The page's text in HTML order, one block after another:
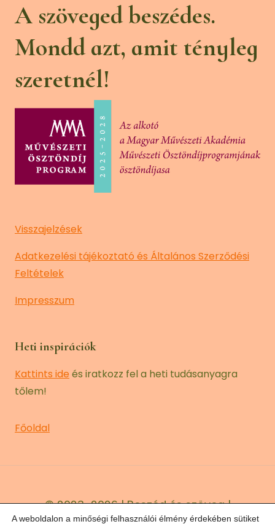
A szöveged beszédes.
Mondd azt, amit tényleg
szeretnél!
Visszajelzések
Adatkezelési tájékoztató és Általános Szerződési
Feltételek
Impresszum
Heti inspirációk
Kattints ide és iratkozz fel a heti tudásanyagra
tőlem!
Főoldal
© 2023–2026 | Beszéd és szöveg |
A weboldalon a minőségi felhasználói élmény érdekében sütiket